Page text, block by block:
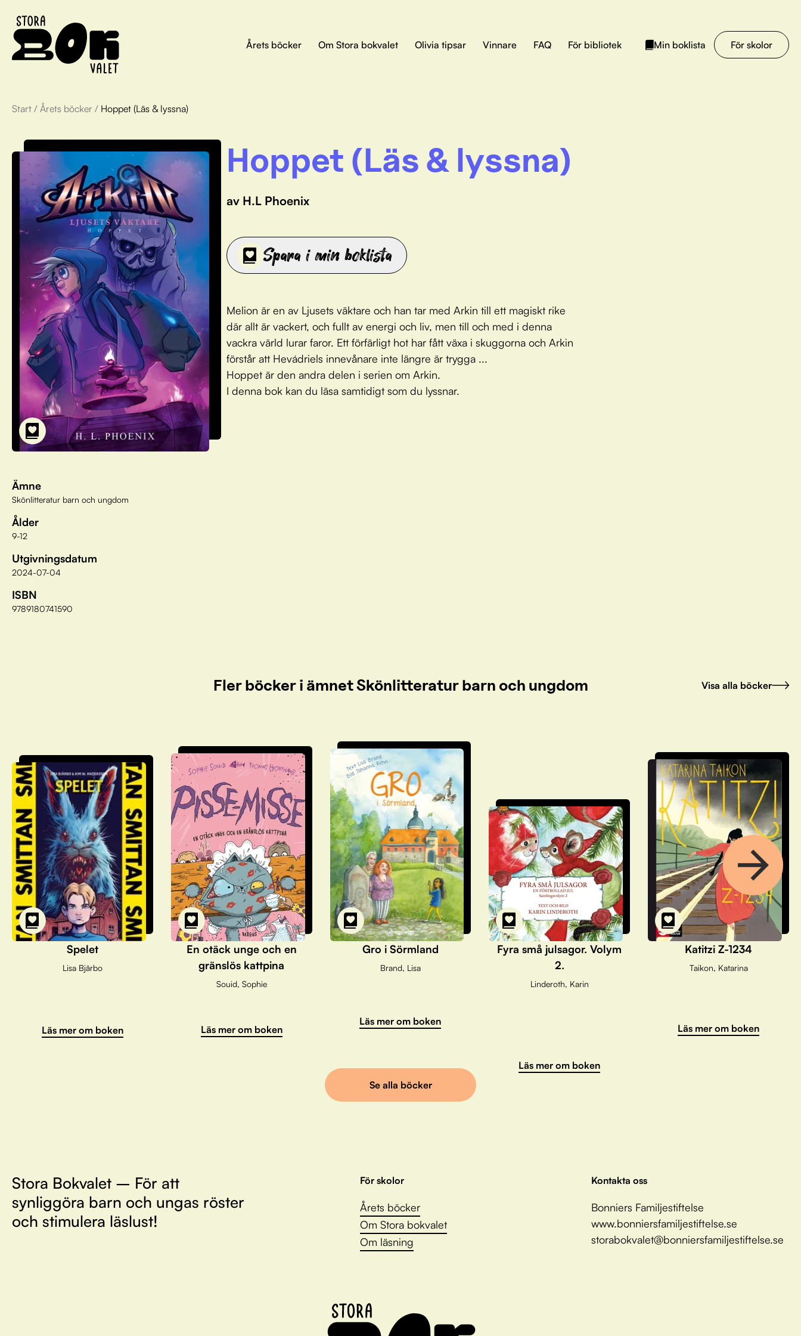
Årets böcker Om Stora bokvalet Olivia tipsar Vinnare FAQ För bibliotek Min boklista För skolor
Start / Årets böcker / Hoppet (Läs & lyssna)
Ämne
Skönlitteratur barn och ungdom
Ålder
9-12
Utgivningsdatum
2024-07-04
ISBN
9789180741590
Hoppet (Läs & lyssna)
av H.L Phoenix
Spara i min boklista
Melion är en av Ljusets väktare och han tar med Arkin till ett magiskt rike
där allt är vackert, och fullt av energi och liv, men till och med i denna
vackra värld lurar faror. Ett förfärligt hot har fått växa i skuggorna och Arkin
förstår att Hevádriels innevånare inte längre är trygga ...
Hoppet är den andra delen i serien om Arkin.
I denna bok kan du läsa samtidigt som du lyssnar.
Fler böcker i ämnet Skönlitteratur barn och ungdom Visa alla böcker
Spelet
Lisa Bjärbo
Läs mer om boken
En otäck unge och en
gränslös kattpina
Souid, Sophie
Läs mer om boken
Gro i Sörmland
Brand, Lisa
Läs mer om boken
Fyra små julsagor. Volym
2.
Linderoth, Karin
Läs mer om boken
Katitzi Z-1234
Taikon, Katarina
Läs mer om boken
Se alla böcker
Stora Bokvalet – För att
synliggöra barn och ungas röster
och stimulera läslust!
För skolor
Årets böcker
Om Stora bokvalet
Om läsning
Kontakta oss
Bonniers Familjestiftelse
www.bonniersfamiljestiftelse.se
storabokvalet@bonniersfamiljestiftelse.se